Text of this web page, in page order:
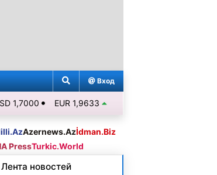
Вход
1,7000 EUR 1,9633
Azernews.Azİdman.Biz
PressTurkic.World
Лента новостей